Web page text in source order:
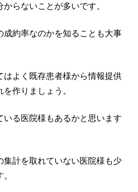
らないことが多いです。
成約率なのかを知ることも大事
はよく既存患者様から情報提供
作りましょう。
いる医院様もあるかと思います
集計を取れていない医院様も少